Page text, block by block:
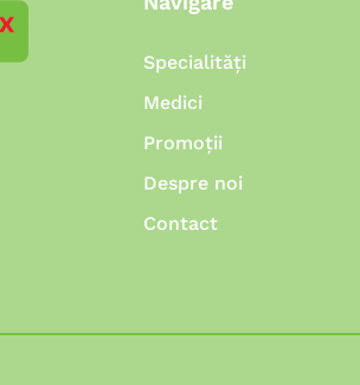
Specialități
Medici
Promoții
Despre noi
Contact